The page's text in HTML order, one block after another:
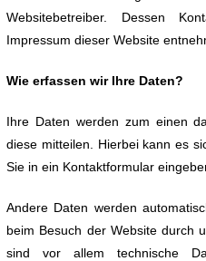
Websitebetreiber. Dessen
Impressum dieser Website
Wie erfassen wir Ihre Daten?
Ihre Daten werden zum einen
diese mitteilen. Hierbei kann es
Sie in ein Kontaktformular
Andere Daten werden
beim Besuch der Website durch
sind vor allem technische